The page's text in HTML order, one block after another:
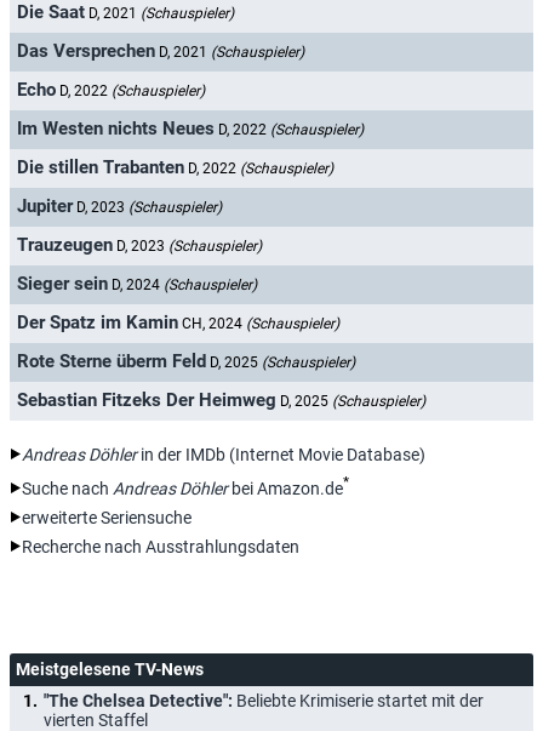
Die Saat D, 2021 (Schauspieler)
Das Versprechen D, 2021 (Schauspieler)
Echo D, 2022 (Schauspieler)
Im Westen nichts Neues D, 2022 (Schauspieler)
Die stillen Trabanten D, 2022 (Schauspieler)
Jupiter D, 2023 (Schauspieler)
Trauzeugen D, 2023 (Schauspieler)
Sieger sein D, 2024 (Schauspieler)
Der Spatz im Kamin CH, 2024 (Schauspieler)
Rote Sterne überm Feld D, 2025 (Schauspieler)
Sebastian Fitzeks Der Heimweg D, 2025 (Schauspieler)
Andreas Döhlerin der IMDb (Internet Movie Database)
Suche nach Andreas Döhlerbei Amazon.de*
erweiterte Seriensuche
Recherche nach Ausstrahlungsdaten
Meistgelesene TV-News
"The Chelsea Detective": Beliebte Krimiserie startet mit der
vierten Staffel